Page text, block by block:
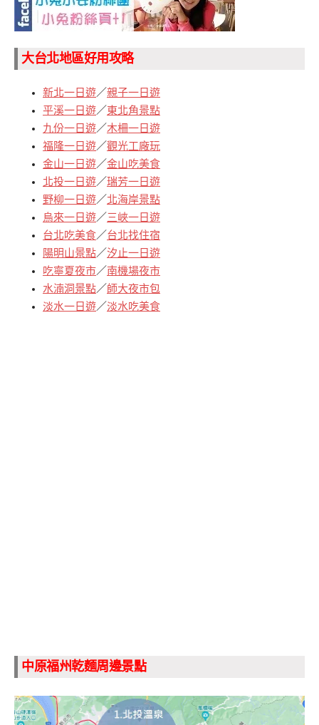
大台北地區好用攻略
新北一日遊／親子一日遊
平溪一日遊／東北角景點
九份一日遊／木柵一日遊
福隆一日遊／觀光工廠玩
金山一日遊／金山吃美食
北投一日遊／瑞芳一日遊
野柳一日遊／北海岸景點
烏來一日遊／三峽一日遊
台北吃美食／台北找住宿
陽明山景點／汐止一日遊
吃寧夏夜市／南機場夜市
水湳洞景點／師大夜市包
淡水一日遊／淡水吃美食
中原福州乾麵周邊景點